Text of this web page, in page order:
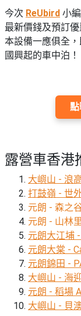
美
食
特
色
花
禮
品
訂
製
禮
物
場
地
搞
Party
朋
生
拍
拖
企
業/
公
司
活
動
活
動
攻
會
員
需
知
夾
時
間
神
#
影
相
好
親
好
去
處
日
#
結
婚
今次 ReUbird 小
最新價錢及預訂
本設備一應俱全
國興起的車中泊！
露營車香港
大嶼山 - 浪
打鼓嶺 - 世
元朗 - 森之
元朗 - 山林
元朗大江埔
元朗大棠 -
元朗錦田 -
大嶼山 - 海
元朗 - 稻場
大嶼山 - 貝